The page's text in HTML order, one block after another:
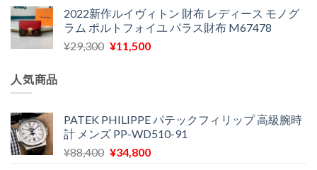
で
し
た。
¥11,580
で
す。
価
格
は
の
価
格
2022新作ルイヴィトン 財布 レディース モノグ
ラム ポルトフォイユ パラス財布 M67478
¥29,300 元
¥29,300
で
し
¥11,500現
は
¥11,500
で
人気商品
PATEK PHILIPPE パテックフィリップ 高級腕時
計 メンズ PP-WD510-91
¥88,400 元
¥34,800現